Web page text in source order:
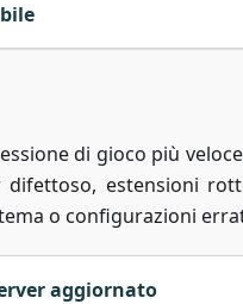
di gioco più
difettoso, estensioni
o configurazioni
aggiornato